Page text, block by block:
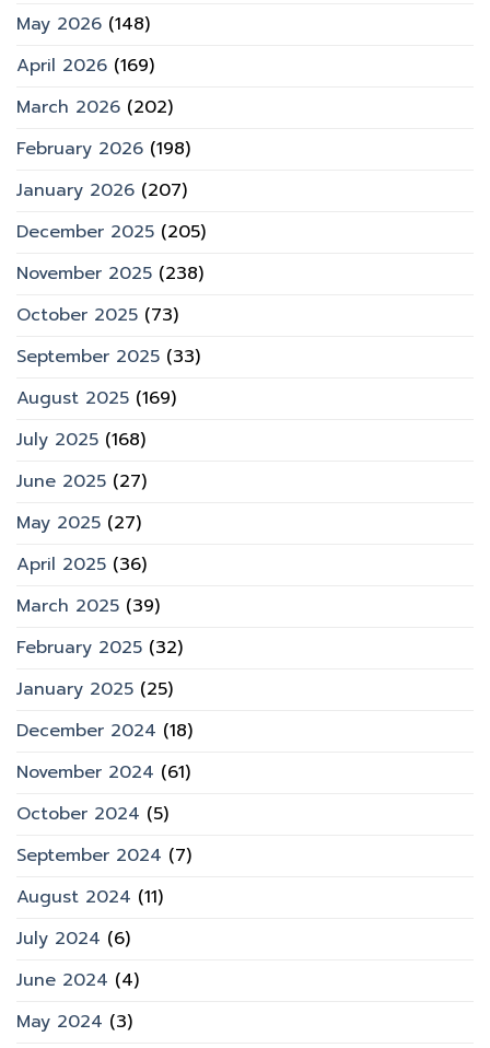
May 2026 (148)
April 2026 (169)
March 2026 (202)
February 2026 (198)
January 2026 (207)
December 2025 (205)
November 2025 (238)
October 2025 (73)
September 2025 (33)
August 2025 (169)
July 2025 (168)
June 2025 (27)
May 2025 (27)
April 2025 (36)
March 2025 (39)
February 2025 (32)
January 2025 (25)
December 2024 (18)
November 2024 (61)
October 2024 (5)
September 2024 (7)
August 2024 (11)
July 2024 (6)
June 2024 (4)
May 2024 (3)